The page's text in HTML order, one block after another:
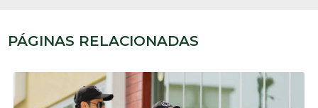
PÁGINAS RELACIONADAS